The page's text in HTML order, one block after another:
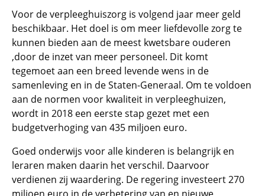
Voor de verpleeghuiszorg is volgend jaar meer geld
beschikbaar. Het doel is om meer liefdevolle zorg te
kunnen bieden aan de meest kwetsbare ouderen
,door de inzet van meer personeel. Dit komt
tegemoet aan een breed levende wens in de
samenleving en in de Staten-Generaal. Om te voldoen
aan de normen voor kwaliteit in verpleeghuizen,
wordt in 2018 een eerste stap gezet met een
budgetverhoging van 435 miljoen euro.
Goed onderwijs voor alle kinderen is belangrijk en
leraren maken daarin het verschil. Daarvoor
verdienen zij waardering. De regering investeert 270